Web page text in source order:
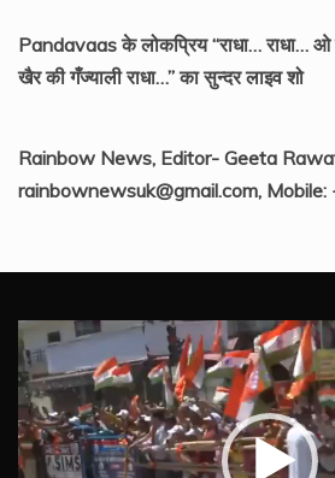
Pandavaas के लोकप्रिय “राधा… राधा… ओ
खैर की गँज्याली राधा…” का सुन्दर लाइव शो
Rainbow News, Editor- Geeta
rainbownewsuk@gmail.com,
Video
Player